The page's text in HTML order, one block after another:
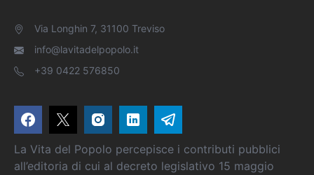
Via Longhin 7, 31100 Treviso
info@lavitadelpopolo.it
+39 0422 576850
La Vita del Popolo percepisce i contributi pubblici
all’editoria di cui al decreto legislativo 15 maggio